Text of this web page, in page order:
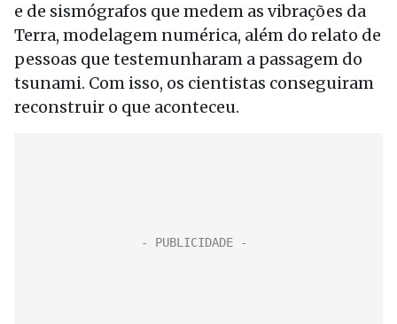
e de sismógrafos que medem as vibrações da
Terra, modelagem numérica, além do relato de
pessoas que testemunharam a passagem do
tsunami. Com isso, os cientistas conseguiram
reconstruir o que aconteceu.